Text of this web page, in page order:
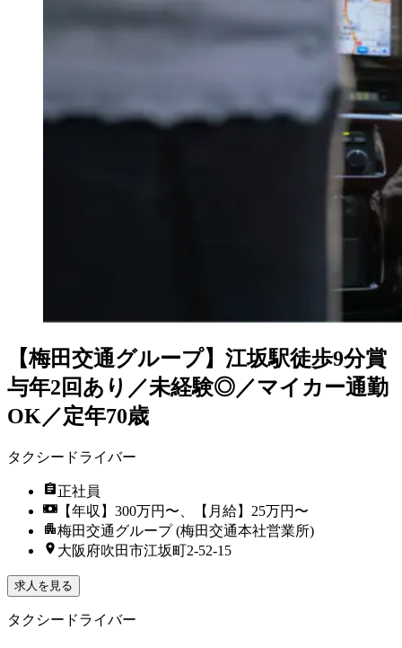
【梅田交通グループ】江坂駅徒歩9分賞
与年2回あり／未経験◎／マイカー通勤
OK／定年70歳
タクシードライバー
正社員
【年収】300万円〜、【月給】25万円〜
梅田交通グループ (梅田交通本社営業所)
大阪府吹田市江坂町2-52-15
求人を見る
タクシードライバー